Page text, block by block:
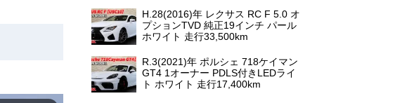
H.28(2016)年 レクサス RC F 5.0 オ
プションTVD 純正19インチ パール
ホワイト 走行33,500km
R.3(2021)年 ポルシェ 718ケイマン
GT4 1オーナー PDLS付きLEDライ
ト ホワイト 走行17,400km